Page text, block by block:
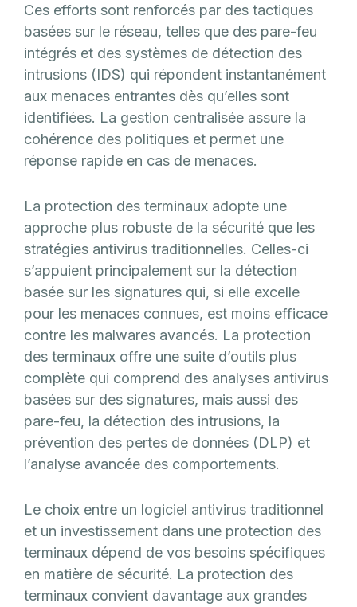
Ces efforts sont renforcés par des tactiques
basées sur le réseau, telles que des pare-feu
intégrés et des systèmes de détection des
intrusions (IDS) qui répondent instantanément
aux menaces entrantes dès qu’elles sont
identifiées. La gestion centralisée assure la
cohérence des politiques et permet une
réponse rapide en cas de menaces.
La protection des terminaux adopte une
approche plus robuste de la sécurité que les
stratégies antivirus traditionnelles. Celles-ci
s’appuient principalement sur la détection
basée sur les signatures qui, si elle excelle
pour les menaces connues, est moins efficace
contre les malwares avancés. La protection
des terminaux offre une suite d’outils plus
complète qui comprend des analyses antivirus
basées sur des signatures, mais aussi des
pare-feu, la détection des intrusions, la
prévention des pertes de données (DLP) et
l’analyse avancée des comportements.
Le choix entre un logiciel antivirus traditionnel
et un investissement dans une protection des
terminaux dépend de vos besoins spécifiques
en matière de sécurité. La protection des
terminaux convient davantage aux grandes